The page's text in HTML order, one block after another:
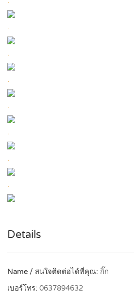
.
.
.
.
.
.
.
Details
Name / สนใจติดต่อได้ที่คุณ: กิ๊ก
เบอร์โทร: 0637894632